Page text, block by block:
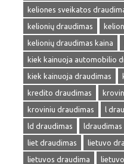
keliones sveikatos
kelionių draudimas
kelionių draudimas kaina
kiek kainuoja automobilio
kiek kainuoja draudimas
kredito draudimas
kroviniu draudimas
l
ld draudimas
ldraudimas
liet draudimas
lietuvo
lietuvos draudima